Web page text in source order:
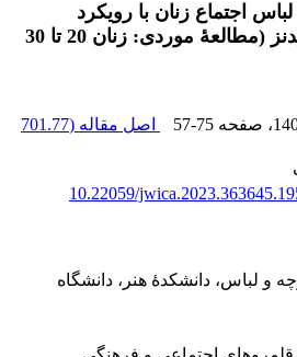
اجتماع زنان با رویکرد
مدیریت بدن فوکو و گیدنز (مطالعۀ موردی: زنان 20 تا 30
، صفحه 57-75 اصل مقاله (701.77
10.22059/
و لباس، دانشکدۀ هنر، دانشگاه